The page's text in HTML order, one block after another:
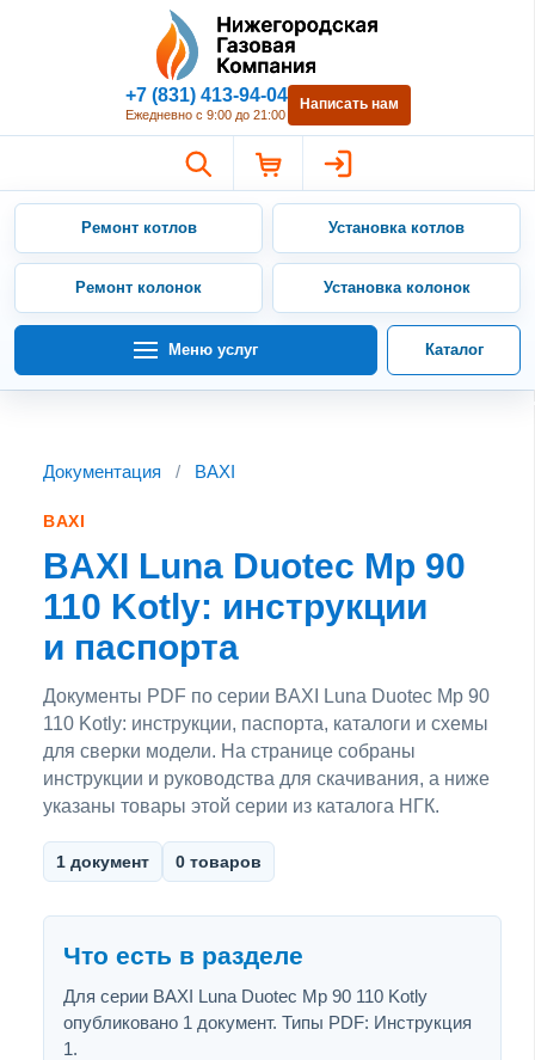
Нижегородская Газовая
+7 (831) 413-94-04
Ежедневно с 9:00 до 21:00
Написать нам
Ремонт котлов Установка котлов
Ремонт колонок Установка колонок
Меню услуг Каталог
Документация / BAXI
BAXI
BAXI Luna Duotec Mp 90
110 Kotly: инструкции
и паспорта
Документы PDF по серии BAXI Luna Duotec Mp 90
110 Kotly: инструкции, паспорта, каталоги и схемы
для сверки модели. На странице собраны
инструкции и руководства для скачивания, а ниже
указаны товары этой серии из каталога НГК.
1 документ 0 товаров
Что есть в разделе
Для серии BAXI Luna Duotec Mp 90 110 Kotly
опубликовано 1 документ. Типы PDF: Инструкция
1.